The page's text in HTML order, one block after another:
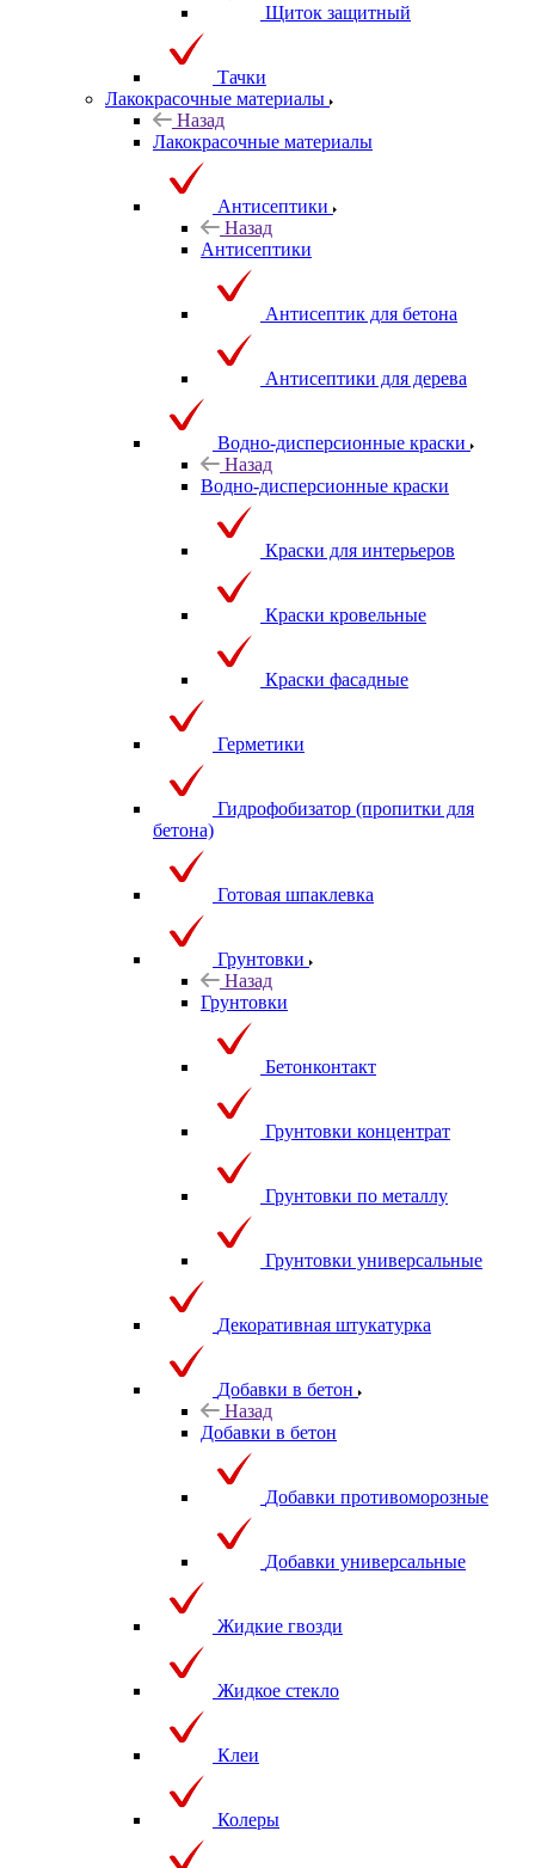
Щиток защитный
Тачки
Лакокрасочные материалы
Назад
Лакокрасочные материалы
Антисептики
Назад
Антисептики
Антисептик для бетона
Антисептики для дерева
Водно-дисперсионные краски
Назад
Водно-дисперсионные краски
Краски для интерьеров
Краски кровельные
Краски фасадные
Герметики
Гидрофобизатор (пропитки для
бетона)
Готовая шпаклевка
Грунтовки
Назад
Грунтовки
Бетонконтакт
Грунтовки концентрат
Грунтовки по металлу
Грунтовки универсальные
Декоративная штукатурка
Добавки в бетон
Назад
Добавки в бетон
Добавки противоморозные
Добавки универсальные
Жидкие гвозди
Жидкое стекло
Клеи
Колеры